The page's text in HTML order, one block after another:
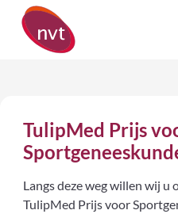
TulipMed Prijs
Langs deze weg willen wij u
TulipMed Prijs voor